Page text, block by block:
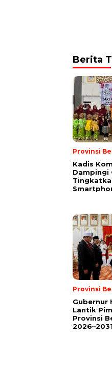
Berita
Provinsi
Kadis
Dampingi
Provinsi
Gubernur
Lantik
Provinsi
2026–2031